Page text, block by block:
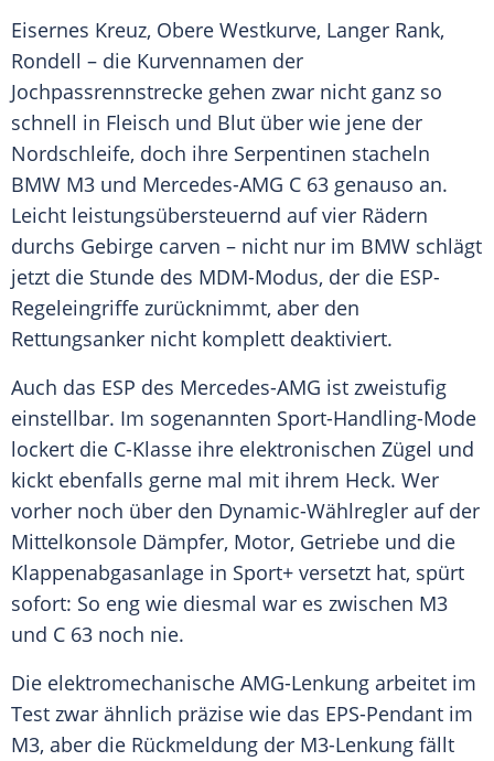
Eisernes Kreuz, Obere Westkurve, Langer Rank,
Rondell – die Kurvennamen der
Jochpassrennstrecke gehen zwar nicht ganz so
schnell in Fleisch und Blut über wie jene der
Nordschleife, doch ihre Serpentinen stacheln
BMW M3 und Mercedes-AMG C 63 genauso an.
Leicht leistungsübersteuernd auf vier Rädern
durchs Gebirge carven – nicht nur im BMW schlägt
jetzt die Stunde des MDM-Modus, der die ESP-
Regeleingriffe zurücknimmt, aber den
Rettungsanker nicht komplett deaktiviert.
Auch das ESP des Mercedes-AMG ist zweistufig
einstellbar. Im sogenannten Sport-Handling-Mode
lockert die C-Klasse ihre elektronischen Zügel und
kickt ebenfalls gerne mal mit ihrem Heck. Wer
vorher noch über den Dynamic-Wählregler auf der
Mittelkonsole Dämpfer, Motor, Getriebe und die
Klappenabgasanlage in Sport+ versetzt hat, spürt
sofort: So eng wie diesmal war es zwischen M3
und C 63 noch nie.
Die elektromechanische AMG-Lenkung arbeitet im
Test zwar ähnlich präzise wie das EPS-Pendant im
M3, aber die Rückmeldung der M3-Lenkung fällt